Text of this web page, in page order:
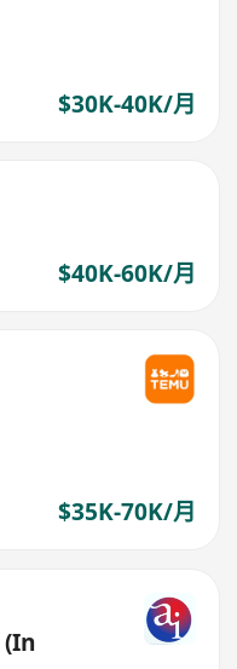
$30K-40K/月
$40K-60K/月
$35K-70K/月